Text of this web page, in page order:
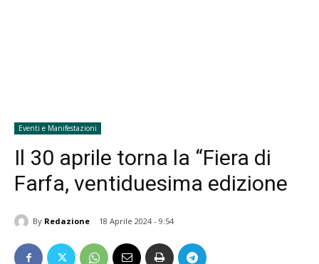
Eventi e Manifestazioni
Il 30 aprile torna la “Fiera di
Farfa, ventiduesima edizione
By Redazione 18 Aprile 2024 - 9:54